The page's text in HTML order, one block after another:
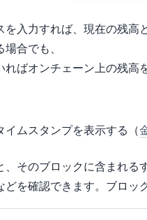
を入力すれば、現在の残
合でも、
ればオンチェーン上の残高
イムスタンプを表示する（
、そのブロックに含まれ
どを確認できます。ブロ